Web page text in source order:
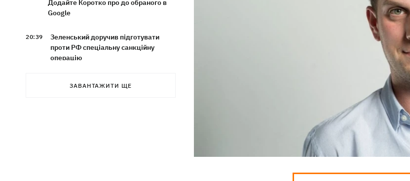
Додайте Коротко про до обраного в
Google
20:39
Зеленський доручив підготувати
проти РФ спеціальну санкційну
операцію
Дрони СБУ вразили два кораблі ФСБ
ЗАВАНТАЖИТИ ЩЕ